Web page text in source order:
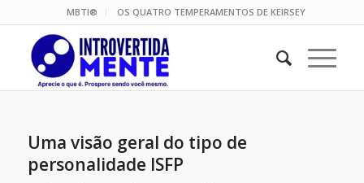
MBTI® OS QUATRO TEMPERAMENTOS DE KEIRSEY
Uma visão geral do tipo de
personalidade ISFP